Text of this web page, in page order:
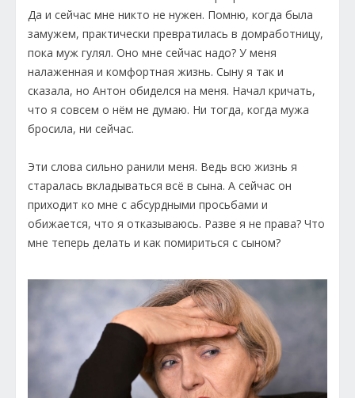
Да и сейчас мне никто не нужен. Помню, когда была
замужем, практически превратилась в домработницу,
пока муж гулял. Оно мне сейчас надо? У меня
налаженная и комфортная жизнь. Сыну я так и
сказала, но Антон обиделся на меня. Начал кричать,
что я совсем о нём не думаю. Ни тогда, когда мужа
бросила, ни сейчас.
Эти слова сильно ранили меня. Ведь всю жизнь я
старалась вкладываться всё в сына. А сейчас он
приходит ко мне с абсурдными просьбами и
обижается, что я отказываюсь. Разве я не права? Что
мне теперь делать и как помириться с сыном?